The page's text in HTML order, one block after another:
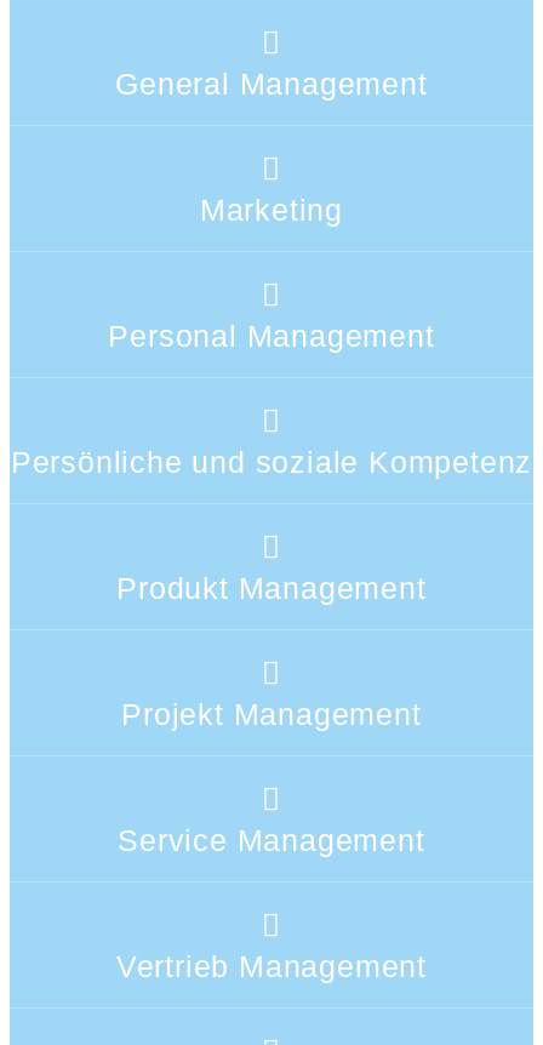
General Management
Marketing
Personal Management
Persönliche und soziale Kompetenz
Produkt Management
Projekt Management
Service Management
Vertrieb Management